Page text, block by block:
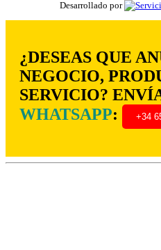
Desarrollado por
¿DESEAS QUE
NEGOCIO,
SERVICIO?
WHATSAPP: +34